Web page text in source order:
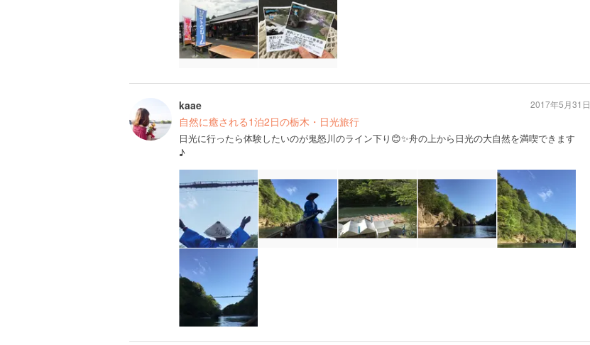
kaae
自然に癒される1泊2日の栃木・日光旅行
日光に行ったら体験したいのが鬼怒川のライン下り😊✨舟の上から日光の大自然を満喫できます
♪
2017年5月31日